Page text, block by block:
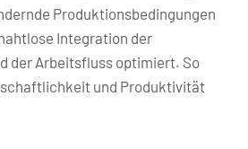
Produktionsbedingungen
Integration der
der Arbeitsfluss optimiert. So
und Produktivität